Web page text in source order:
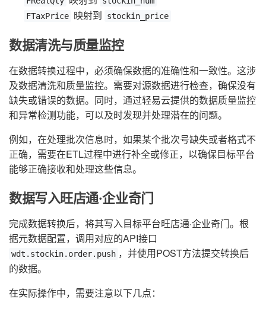
FTaxPrice 映射到 stockin_price
数据清洗与质量监控
在数据转换过程中，必须确保数据的准确性和一致性。这涉
及数据清洗和质量监控。需要对源数据进行检查，确保没有
缺失或错误的数据。同时，通过轻易云提供的数据质量监控
和异常检测功能，可以及时发现并处理潜在的问题。
例如，在处理批次信息时，如果某个批次号缺失或者格式不
正确，需要在ETL过程中进行补全或修正，以确保目标平台
能够正确接收和处理这些信息。
数据写入旺店通·企业奇门
完成数据转换后，将其写入目标平台旺店通·企业奇门。根
据元数据配置，调用对应的API接口
wdt.stockin.order.push ，并使用POST方法提交转换后
的数据。
在实际操作中，需要注意以下几点：